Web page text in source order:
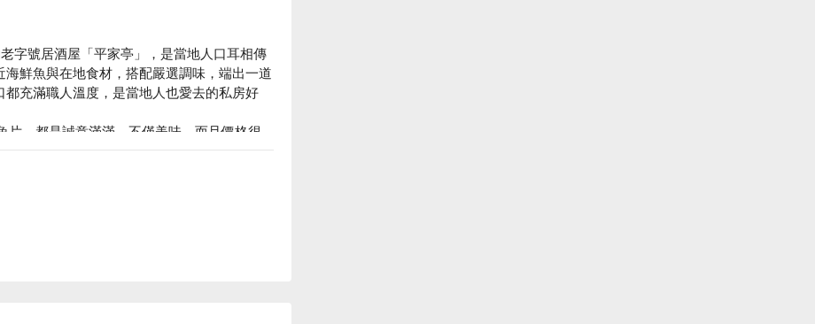
字號居酒屋「平家亭」，是當地人口耳相傳
鮮魚與在地食材，搭配嚴選調味，端出一道
充滿職人溫度，是當地人也愛去的私房好
片，都是誠意滿滿，不僅美味，而且價格很
一次滿足，搭配沖繩特有的金桔「シークヮ
味，襯托牛肉原始風味。